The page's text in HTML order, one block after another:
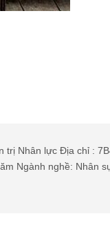
Nhân lực Địa chỉ :
Ngành nghề: Nhân